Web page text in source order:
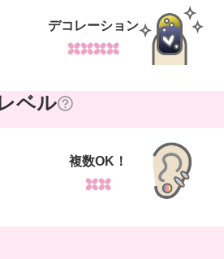
デコレーション
ベル
複数OK！